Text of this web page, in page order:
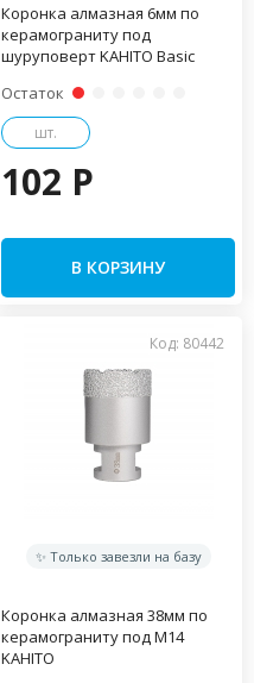
Коронка алмазная 6мм по
керамограниту под
шуруповерт KAHITO Basic
Остаток
шт.
102 P
В КОРЗИНУ
Код: 80442
✨ Только завезли на базу
Коронка алмазная 38мм по
керамограниту под М14
KAHITO